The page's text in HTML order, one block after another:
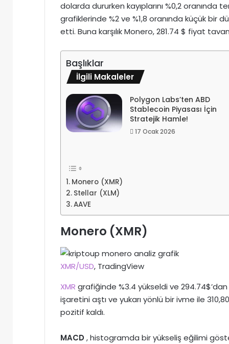
dolarda dururken kayıplarını %0,2 oranında
grafiklerinde %2 ve %1,8 oranında küçük
etti. Buna karşılık Monero, 281.74 $ fiyat
Başlıklar
İlgili Makaleler
Polygon Labs’ten ABD
Stablecoin Piyasası İçin
Stratejik Hamle!
17 Ocak 2026
Monero (XMR)
Stellar (XLM)
AAVE
Monero (XMR)
XMR/USD, TradingView
XMR grafiğinde %3.4 yükseldi ve
işaretini aştı ve yukarı yönlü bir ivme ile
pozitif kaldı.
MACD, histogramda bir yükseliş eğilimi